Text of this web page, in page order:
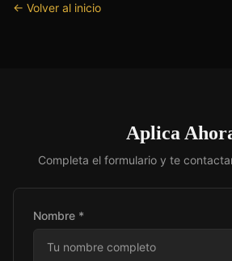
← Volver al inicio
Aplica
Completa el formulario y te
Nombre *